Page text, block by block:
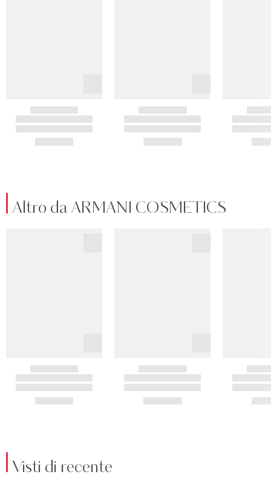
Altro da ARMANI COSMETICS
Visti di recente